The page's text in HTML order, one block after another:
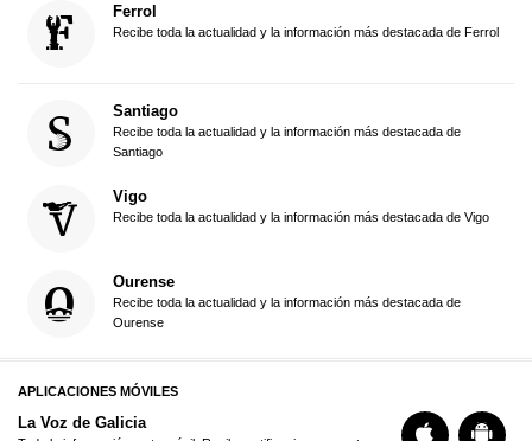
Ferrol
Recibe toda la actualidad y la información más destacada de Ferrol
Santiago
Recibe toda la actualidad y la información más destacada de
Santiago
Vigo
Recibe toda la actualidad y la información más destacada de Vigo
Ourense
Recibe toda la actualidad y la información más destacada de
Ourense
APLICACIONES MÓVILES
La Voz de Galicia